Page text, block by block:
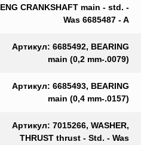
ENG CRANKSHAFT main - std. -
Was 6685487 - A
Артикул: 6685492, BEARING
main (0,2 mm-.0079)
Артикул: 6685493, BEARING
main (0,4 mm-.0157)
Артикул: 7015266, WASHER,
THRUST thrust - Std. - Was